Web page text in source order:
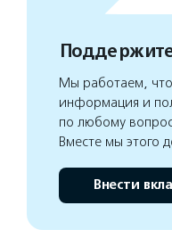
Мы работаем,
информация и
по любому
Вместе мы этого
Внести